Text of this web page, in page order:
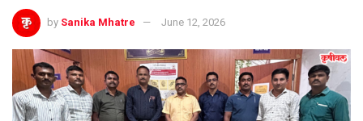
by Sanika Mhatre June 12, 2026